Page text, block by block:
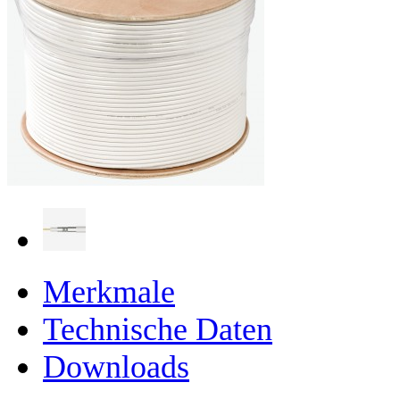
Merkmale
Technische Daten
Downloads